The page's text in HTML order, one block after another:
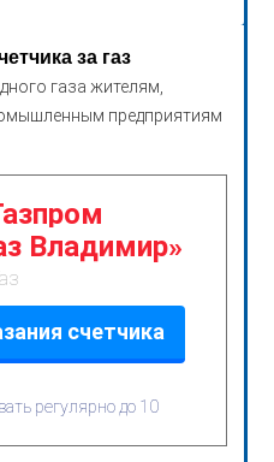
за газ
газа жителям,
предприятиям
Владимир»
счетчика
регулярно до 10